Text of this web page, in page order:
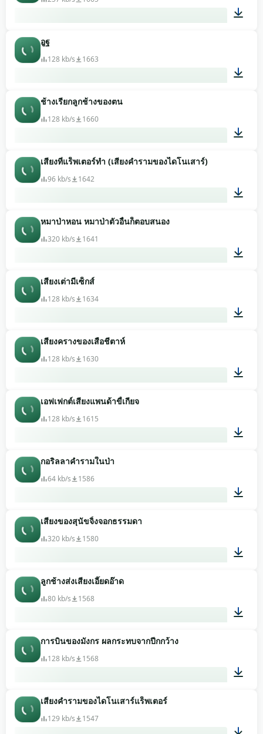
อูฐ
128 kb/s 1663
ช้างเรียกลูกช้างของตน
128 kb/s 1660
เสียงที่แร็พเตอร์ทำ (เสียงคำรามของไดโนเสาร์)
96 kb/s 1642
หมาป่าหอน หมาป่าตัวอื่นก็ตอบสนอง
320 kb/s 1641
เสียงเต่ามีเซ็กส์
128 kb/s 1634
เสียงครางของเสือชีตาห์
128 kb/s 1630
เอฟเฟกต์เสียงแพนด้าขี้เกียจ
128 kb/s 1615
กอริลลาคำรามในป่า
64 kb/s 1586
เสียงของสุนัขจิ้งจอกธรรมดา
320 kb/s 1580
ลูกช้างส่งเสียงเอี๊ยดอ๊าด
80 kb/s 1568
การบินของมังกร ผลกระทบจากปีกกว้าง
128 kb/s 1568
เสียงคำรามของไดโนเสาร์แร็พเตอร์
129 kb/s 1547